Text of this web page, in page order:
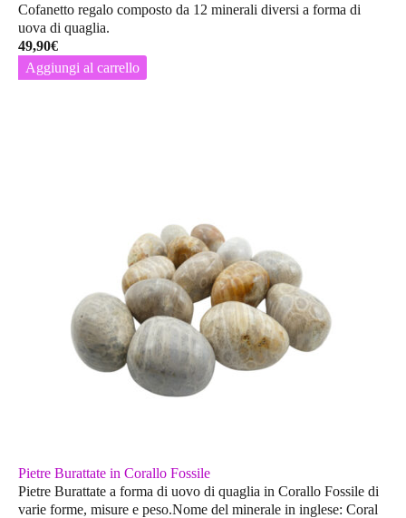
Cofanetto regalo composto da 12 minerali diversi a forma di
uova di quaglia.
49,90€
Aggiungi al carrello
Pietre Burattate in Corallo Fossile
Pietre Burattate a forma di uovo di quaglia in Corallo Fossile di
varie forme, misure e peso.Nome del minerale in inglese: Coral